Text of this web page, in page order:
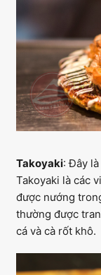
Takoyaki: Đây
Takoyaki là các
được nướng
thường được
cá và cà rốt khô.